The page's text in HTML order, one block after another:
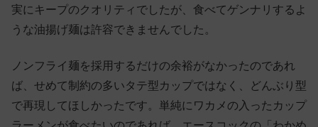
実にキープのクオリティでしたが、食べてゲンナリするよ
うな油揚げ麺は許容できませんでした。
ノンフライ麺を採用するだけの余裕がなかったのであれ
ば、せめて制約の多いタテ型カップではなく、どんぶり型
で再現してほしかったです。単純にワカメの入ったカップ